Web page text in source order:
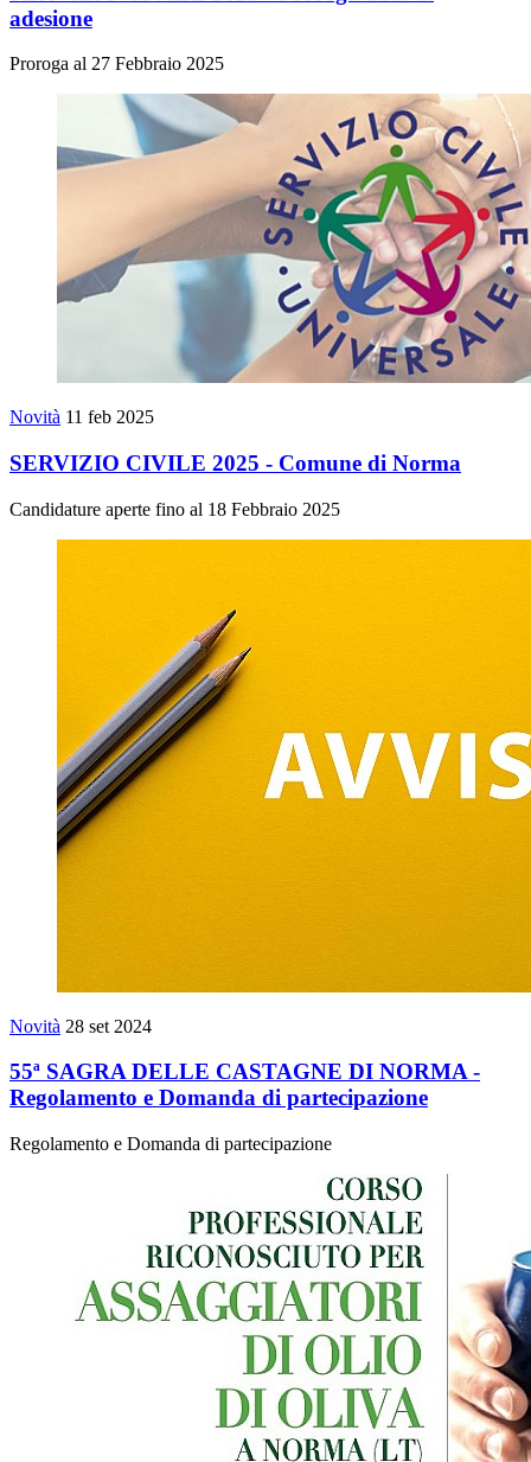
adesione
Proroga al 27 Febbraio 2025
Novità 11 feb 2025
SERVIZIO CIVILE 2025 - Comune di Norma
Candidature aperte fino al 18 Febbraio 2025
Novità 28 set 2024
55ª SAGRA DELLE CASTAGNE DI NORMA -
Regolamento e Domanda di partecipazione
Regolamento e Domanda di partecipazione